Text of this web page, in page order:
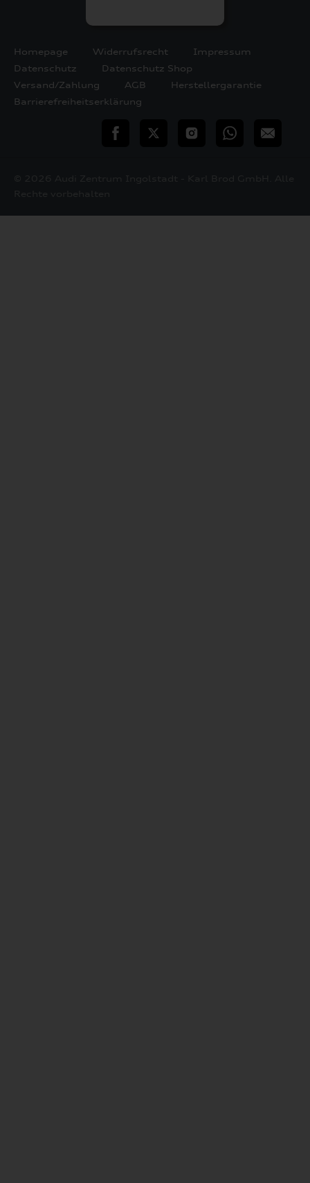
Homepage Widerrufsrecht
Impressum
Datenschutz
Datenschutz Shop
Versand/Zahlung
AGB
Herstellergarantie
Barrierefreiheitserklärung
teilen Twitter InstagramWhatsApp
E-